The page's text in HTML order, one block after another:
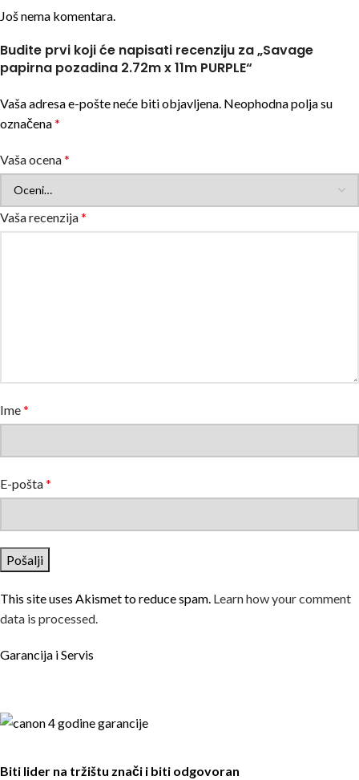
Još nema komentara.
Budite prvi koji će napisati recenziju za „Savage
papirna pozadina 2.72m x 11m PURPLE“
Vaša adresa e-pošte neće biti objavljena. Neophodna polja su
označena*
Vaša ocena*
Vaša recenzija*
Ime*
E-pošta*
This site uses Akismet to reduce spam. Learn how your comment
data is processed.
Garancija i Servis
Biti lider na tržištu znači i biti odgovoran